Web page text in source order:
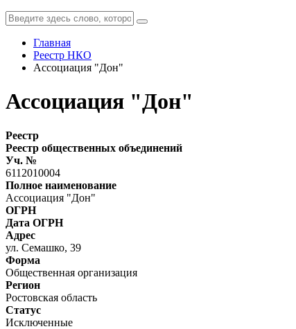
Главная
Реестр НКО
Ассоциация "Дон"
Ассоциация "Дон"
Реестр
Реестр общественных объединений
Уч. №
6112010004
Полное наименование
Ассоциация "Дон"
ОГРН
Дата ОГРН
Адрес
ул. Семашко, 39
Форма
Общественная организация
Регион
Ростовская область
Статус
Исключенные